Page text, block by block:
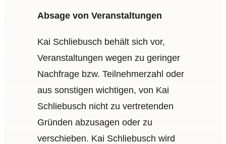
Absage von Veranstaltungen
Kai Schliebusch behält sich vor,
Veranstaltungen wegen zu geringer
Nachfrage bzw. Teilnehmerzahl oder
aus sonstigen wichtigen, von Kai
Schliebusch nicht zu vertretenden
Gründen abzusagen oder zu
verschieben. Kai Schliebusch wird